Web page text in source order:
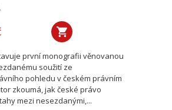
první monografii věnovanou
soužití ze
pohledu v českém právním
zkoumá, jak české právo
mezi nesezdanými,...